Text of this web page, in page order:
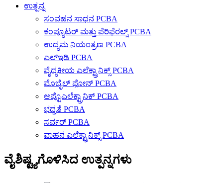
ಉತ್ಪನ್ನ
ಸಂವಹನ ಸಾಧನ PCBA
ಕಂಪ್ಯೂಟರ್ ಮತ್ತು ಪೆರಿಫೆರಲ್ಸ್ PCBA
ಉದ್ಯಮ ನಿಯಂತ್ರಣ PCBA
ಎಲ್ಇಡಿ PCBA
ವೈದ್ಯಕೀಯ ಎಲೆಕ್ಟ್ರಾನಿಕ್ಸ್ PCBA
ಮೊಬೈಲ್ ಫೋನ್ PCBA
ಆಪ್ಟೊಎಲೆಕ್ಟ್ರಾನಿಕ್ PCBA
ಭದ್ರತೆ PCBA
ಸರ್ವರ್ PCBA
ವಾಹನ ಎಲೆಕ್ಟ್ರಾನಿಕ್ಸ್ PCBA
ವೈಶಿಷ್ಟ್ಯಗೊಳಿಸಿದ ಉತ್ಪನ್ನಗಳು